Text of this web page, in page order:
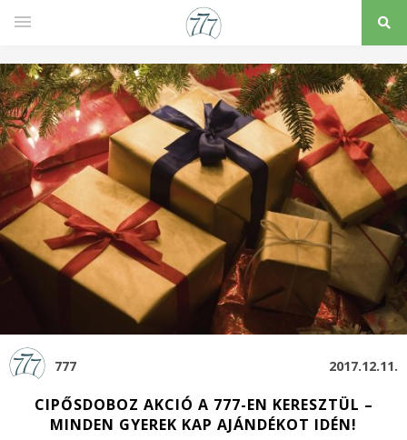
777 2017.12.11.
CIPŐSDOBOZ AKCIÓ A 777-EN KERESZTÜL –
MINDEN GYEREK KAP AJÁNDÉKOT IDÉN!